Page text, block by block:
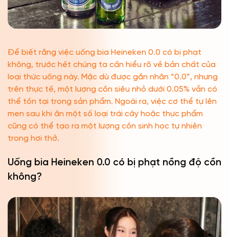
Để biết rằng việc uống bia Heineken 0.0 có bị phạt
không, trước hết chúng ta cần hiểu rõ về bản chất của
loại thức uống này. Mặc dù được gắn nhãn “0.0”, nhưng
trên thực tế, một lượng cồn siêu nhỏ dưới 0.05% vẫn có
thể tồn tại trong sản phẩm. Ngoài ra, việc cơ thể tự lên
men sau khi ăn một số loại trái cây hoặc thực phẩm
cũng có thể tạo ra một lượng cồn sinh học tự nhiên
trong hơi thở.
Uống bia Heineken 0.0 có bị phạt nồng độ cồn
không?